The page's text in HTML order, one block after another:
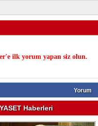
ilk yorum yapan siz olun.
Yorum
Haberleri